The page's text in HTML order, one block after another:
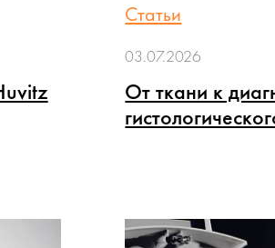
Статьи
03.07.2026
От ткани к